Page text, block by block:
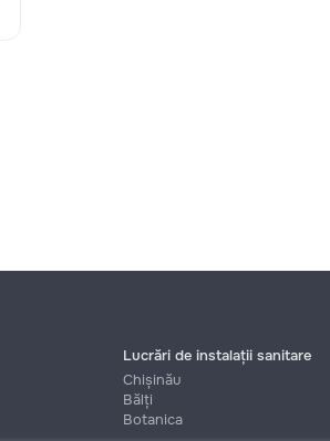
Lucrări de instalații sanitare
Chișinău
Bălți
Botanica